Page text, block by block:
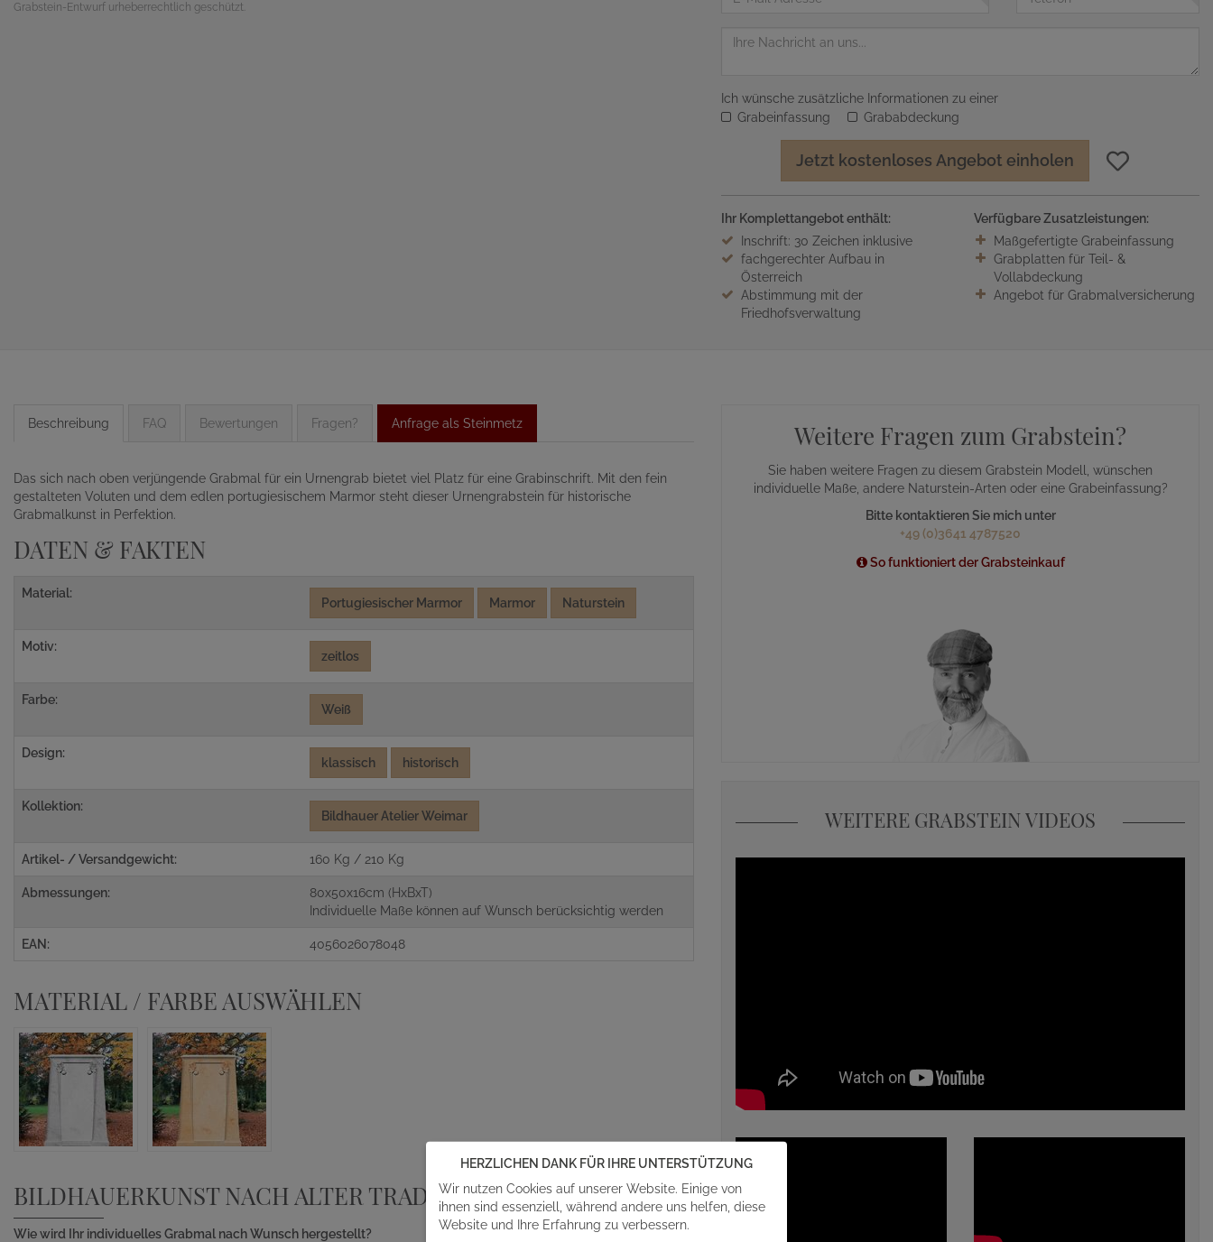
Grabstein-Entwurf urheberrechtlich geschützt.
Nachricht
Ich wünsche zusätzliche Informationen zu einer
Grabeinfassung
Grababdeckung
Jetzt kostenloses Angebot einholen
Ihr Komplettangebot enthält:
Inschrift: 30 Zeichen inklusive
fachgerechter Aufbau in
Österreich
Abstimmung mit der
Friedhofsverwaltung
Verfügbare Zusatzleistungen:
Maßgefertigte Grabeinfassung
Grabplatten für Teil- &
Vollabdeckung
Angebot für Grabmalversicherung
Beschreibung FAQ Bewertungen Fragen? Anfrage als Steinmetz
Das sich nach oben verjüngende Grabmal für ein Urnengrab bietet viel Platz für eine Grabinschrift. Mit den fein
gestalteten Voluten und dem edlen portugiesischem Marmor steht dieser Urnengrabstein für historische
Grabmalkunst in Perfektion.
DATEN & FAKTEN
Material:
Portugiesischer Marmor Marmor Naturstein
Motiv:
zeitlos
Farbe:
Weiß
Design:
klassisch historisch
Kollektion:
Bildhauer Atelier Weimar
Artikel- / Versandgewicht: 160 Kg / 210 Kg
Abmessungen:
80x50x16cm (HxBxT)
Individuelle Maße können auf Wunsch berücksichtig werden
EAN: 4056026078048
MATERIAL / FARBE AUSWÄHLEN
BILDHAUERKUNST NACH ALTER TRADITION
Wie wird Ihr individuelles Grabmal nach Wunsch hergestellt?
Weitere Fragen zum Grabstein?
Sie haben weitere Fragen zu diesem Grabstein Modell, wünschen
individuelle Maße, andere Naturstein-Arten oder eine Grabeinfassung?
Bitte kontaktieren Sie mich unter
+49 (0)3641 4787520
So funktioniert der Grabsteinkauf
WEITERE GRABSTEIN VIDEOS
HERZLICHEN DANK FÜR IHRE UNTERSTÜTZUNG
Wir nutzen Cookies auf unserer Website. Einige von
ihnen sind essenziell, während andere uns helfen, diese
Website und Ihre Erfahrung zu verbessern.